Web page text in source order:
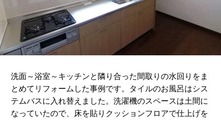
洗面～浴室～キッチンと隣り合った間取りの水回りをま
とめてリフォームした事例です。タイルのお風呂はシス
テムバスに入れ替えました。洗濯機のスペースは土間に
なっていたので、床を貼りクッションフロアで仕上げを